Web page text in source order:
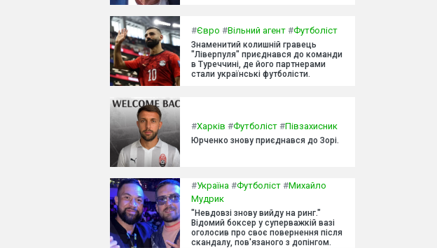
#Євро #Вільний агент #Футболіст
Знаменитий колишній гравець
"Ліверпуля" приєднався до команди
в Туреччині, де його партнерами
стали українські футболісти.
#Харків #Футболіст #Півзахисник
Юрченко знову приєднався до Зорі.
#Україна #Футболіст #Михайло
Мудрик
"Невдовзі знову вийду на ринг."
Відомий боксер у суперважкій вазі
оголосив про своє повернення після
скандалу, пов'язаного з допінгом.